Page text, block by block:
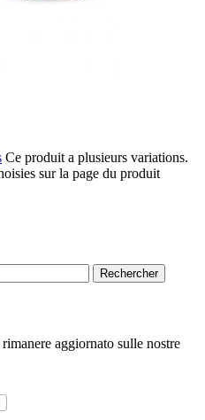
Ce produit a plusieurs variations.
sur la page du produit
aggiornato sulle nostre